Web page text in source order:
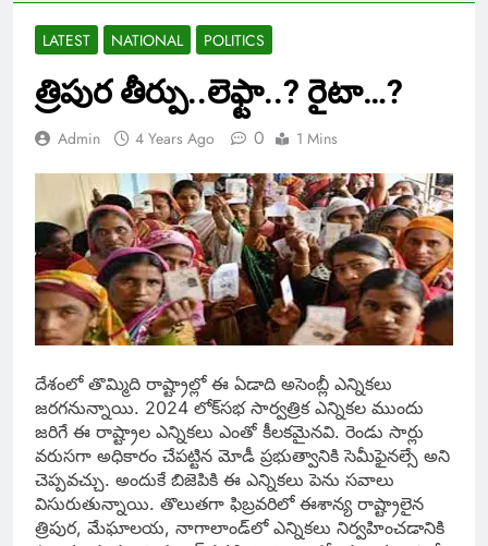
LATEST NATIONAL POLITICS
త్రిపుర తీర్పు..లెఫ్టా..? రైటా…?
Admin 4 Years Ago 0 1 Mins
దేశంలో తొమ్మిది రాష్ట్రాల్లో ఈ ఏడాది అసెంబ్లీ ఎన్నికలు
జరగనున్నాయి. 2024 లోక్‌సభ సార్వత్రిక ఎన్నికల ముందు
జరిగే ఈ రాష్ట్రాల ఎన్నికలు ఎంతో కీలకమైనవి. రెండు సార్లు
వరుసగా అధికారం చేపట్టిన మోడీ ప్రభుత్వానికి సెమీఫైనల్సే అని
చెప్పవచ్చు. అందుకే బిజెపికి ఈ ఎన్నికలు పెను సవాలు
విసురుతున్నాయి. తొలుతగా ఫిబ్రవరిలో ఈశాన్య రాష్ట్రాలైన
త్రిపుర, మేఘాలయ, నాగాలాండ్‌లో ఎన్నికలు నిర్వహించడానికి